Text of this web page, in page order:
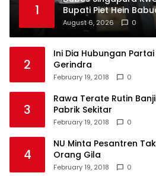
1
Bupati Piet Hein
August 6, 2026 0
2
Ini Dia Hubungan
Gerindra
February 19, 2018 0
3
Rawa Terate Rutin
Pabrik Sekitar
February 19, 2018 0
4
NU Minta Pesantren
Orang Gila
February 19, 2018 0